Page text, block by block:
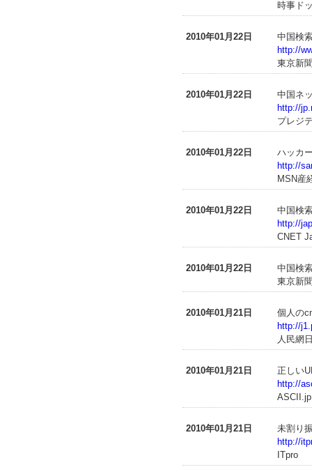
時事ド
2010年01月22日
中国検
http://
東京新
2010年01月22日
中国ネ
http://
プレジ
2010年01月22日
ハッカ
http://
MSN産
2010年01月22日
中国検
http://
CNET
2010年01月22日
中国検
東京新
2010年01月21日
個人の
http://
人民網
2010年01月21日
正しい
http://
ASCII.jp
2010年01月21日
未割り
http://
ITpro